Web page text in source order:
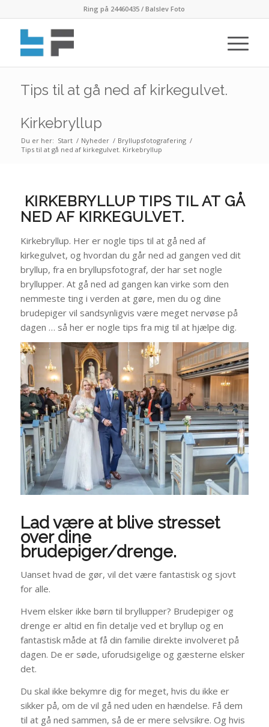
Ring på 24460435 / Balslev Foto
Tips til at gå ned af kirkegulvet.
Kirkebryllup
Du er her: Start / Nyheder / Bryllupsfotografering /
Tips til at gå ned af kirkegulvet. Kirkebryllup
KIRKEBRYLLUP TIPS TIL AT GÅ
NED AF KIRKEGULVET.
Kirkebryllup. Her er nogle tips til at gå ned af
kirkegulvet, og hvordan du går ned ad gangen ved dit
bryllup, fra en bryllupsfotograf, der har set nogle
bryllupper. At gå ned ad gangen kan virke som den
nemmeste ting i verden at gøre, men du og dine
brudepiger vil sandsynligvis være meget nervøse på
dagen … så her er nogle tips fra mig til at hjælpe dig.
Lad være at blive stresset
over dine
brudepiger/drenge.
Uanset hvad de gør, vil det være fantastisk og sjovt
for alle.
Hvem elsker ikke børn til bryllupper? Brudepiger og
drenge er altid en fin detalje ved et bryllup og en
fantastisk måde at få din familie direkte involveret på
dagen. De er søde, uforudsigelige og gæsterne elsker
det.
Du skal ikke bekymre dig for meget, hvis du ikke er
sikker på, om de vil gå ned uden en hændelse. Få dem
til at gå ned sammen, så de er mere selvsikre. Og hvis